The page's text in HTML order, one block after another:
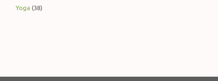
Yoga (38)